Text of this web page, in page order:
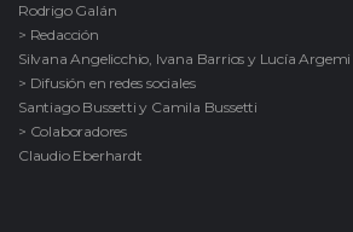
Rodrigo Galán
> Redacción
Silvana Angelicchio, Ivana Barrios y Lucía Argemi
> Difusión en redes sociales
Santiago Bussetti y Camila Bussetti
> Colaboradores
Claudio Eberhardt